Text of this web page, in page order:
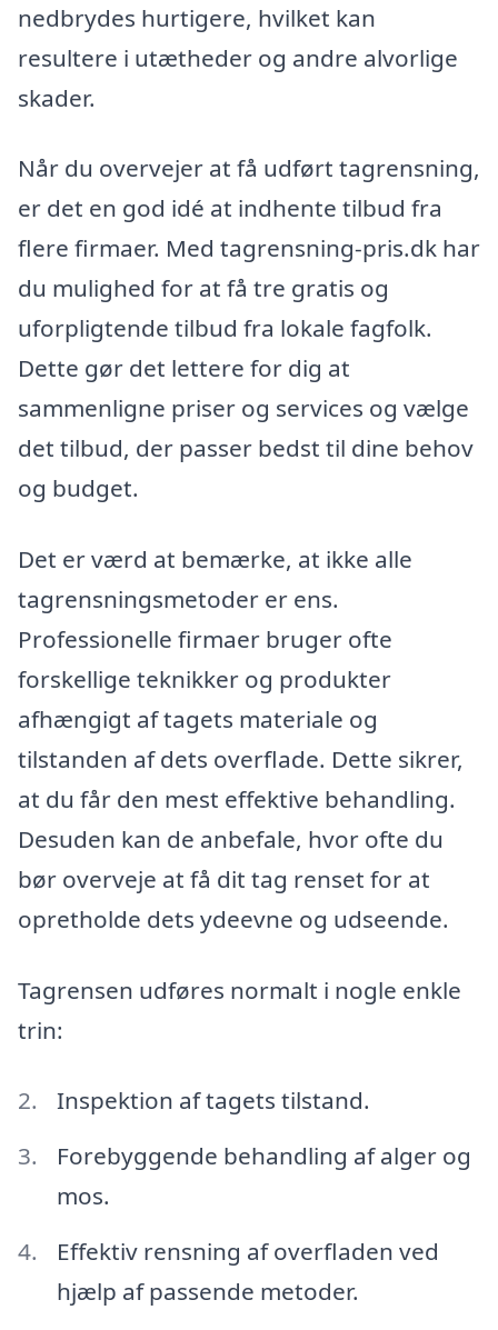
nedbrydes hurtigere, hvilket kan
resultere i utætheder og andre alvorlige
skader.
Når du overvejer at få udført tagrensning,
er det en god idé at indhente tilbud fra
flere firmaer. Med tagrensning-pris.dk har
du mulighed for at få tre gratis og
uforpligtende tilbud fra lokale fagfolk.
Dette gør det lettere for dig at
sammenligne priser og services og vælge
det tilbud, der passer bedst til dine behov
og budget.
Det er værd at bemærke, at ikke alle
tagrensningsmetoder er ens.
Professionelle firmaer bruger ofte
forskellige teknikker og produkter
afhængigt af tagets materiale og
tilstanden af dets overflade. Dette sikrer,
at du får den mest effektive behandling.
Desuden kan de anbefale, hvor ofte du
bør overveje at få dit tag renset for at
opretholde dets ydeevne og udseende.
Tagrensen udføres normalt i nogle enkle
trin:
Inspektion af tagets tilstand.
Forebyggende behandling af alger og
mos.
Effektiv rensning af overfladen ved
hjælp af passende metoder.